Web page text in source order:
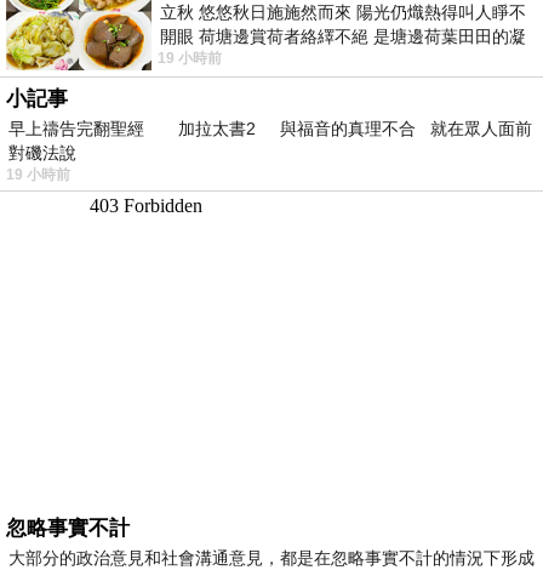
立秋 悠悠秋日施施然而來 陽光仍熾熱得叫人睜不
開眼 荷塘邊賞荷者絡繹不絕 是塘邊荷葉田田的凝
望 風中飄逸的是映日荷花別樣紅
19 小時前
小記事
早上禱告完翻聖經 加拉太書2 與福音的真理不合 就在眾人面前
對磯法說
19 小時前
忽略事實不計
大部分的政治意見和社會溝通意見，都是在忽略事實不計的情況下形成